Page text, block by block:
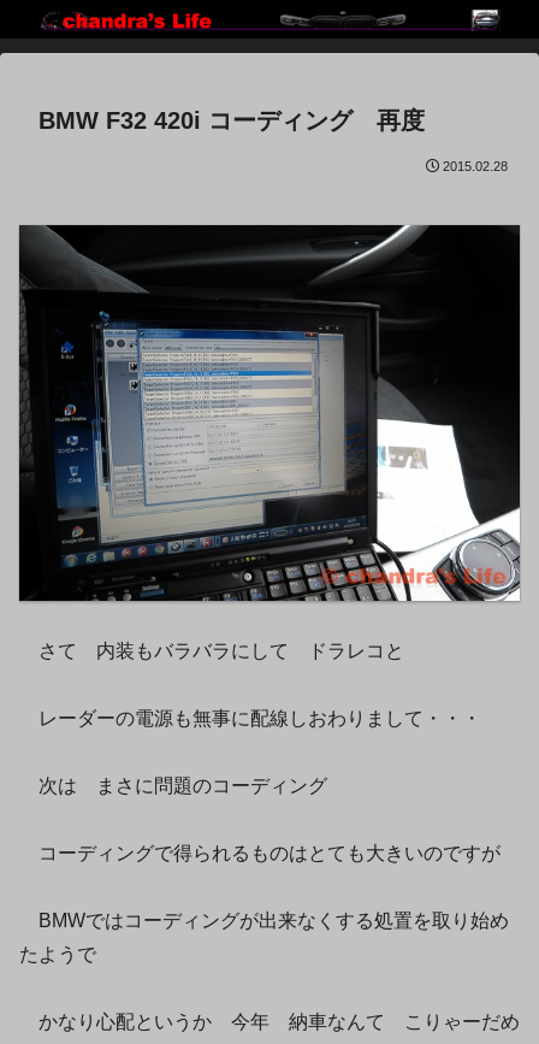
BMW F32 420i コーディング 再度
2015.02.28
さて 内装もバラバラにして ドラレコと
レーダーの電源も無事に配線しおわりまして・・・
次は まさに問題のコーディング
コーディングで得られるものはとても大きいのですが
BMWではコーディングが出来なくする処置を取り始め
たようで
かなり心配というか 今年 納車なんて こりゃーだめ